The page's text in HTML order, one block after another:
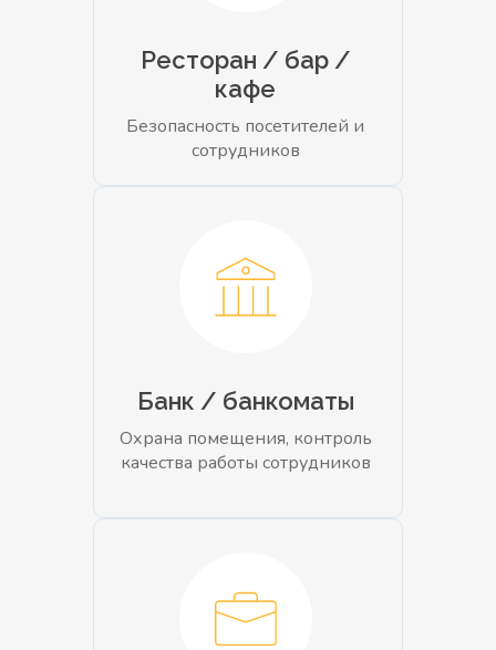
Ресторан / бар /
кафе
Безопасность посетителей и
сотрудников
Банк / банкоматы
Охрана помещения, контроль
качества работы сотрудников